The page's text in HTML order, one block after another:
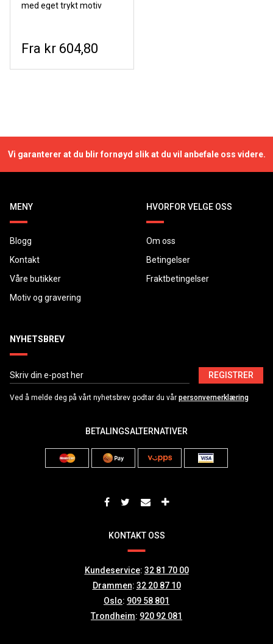
med eget trykt motiv
kr 604,80
Vi garanterer at du blir fornøyd slik at du vil anbefale oss videre.
MENY
Blogg
Kontakt
Våre butikker
Motiv og gravering
HVORFOR VELGE OSS
Om oss
Betingelser
Fraktbetingelser
NYHETSBREV
REGISTRER
Ved å melde deg på vårt nyhetsbrev godtar du vår personvernerklæring
BETALINGSALTERNATIVER
KONTAKT OSS
Kundeservice: 32 81 70 00
Drammen: 32 20 87 10
Oslo: 909 58 801
Trondheim: 920 92 081